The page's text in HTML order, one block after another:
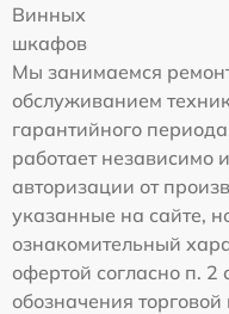
Винных
шкафов
Мы занимаемся
обслуживанием
гарантийного
работает независимо
авторизации от
указанные на сайте,
ознакомительный
офертой согласно п.
обозначения